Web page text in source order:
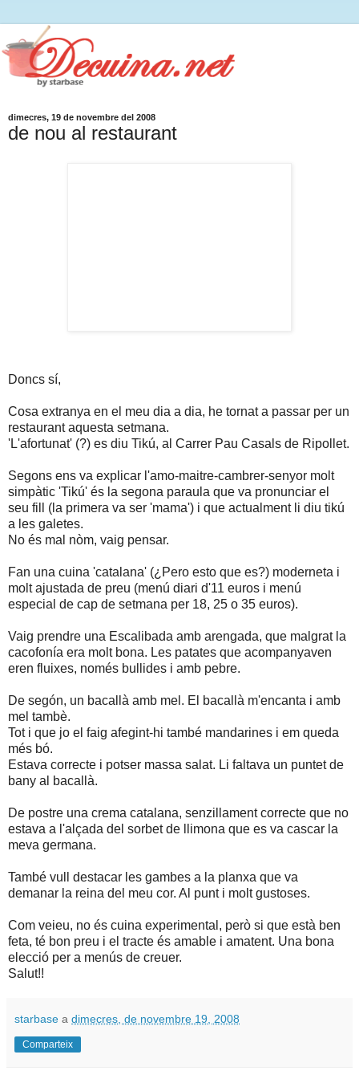
dimecres, 19 de novembre del 2008
de nou al restaurant
Doncs sí,
Cosa extranya en el meu dia a dia, he tornat a passar per un
restaurant aquesta setmana.
'L'afortunat' (?) es diu Tikú, al Carrer Pau Casals de Ripollet.
Segons ens va explicar l'amo-maitre-cambrer-senyor molt
simpàtic 'Tikú' és la segona paraula que va pronunciar el
seu fill (la primera va ser 'mama') i que actualment li diu tikú
a les galetes.
No és mal nòm, vaig pensar.
Fan una cuina 'catalana' (¿Pero esto que es?) moderneta i
molt ajustada de preu (menú diari d'11 euros i menú
especial de cap de setmana per 18, 25 o 35 euros).
Vaig prendre una Escalibada amb arengada, que malgrat la
cacofonía era molt bona. Les patates que acompanyaven
eren fluixes, només bullides i amb pebre.
De segón, un bacallà amb mel. El bacallà m'encanta i amb
mel tambè.
Tot i que jo el faig afegint-hi també mandarines i em queda
més bó.
Estava correcte i potser massa salat. Li faltava un puntet de
bany al bacallà.
De postre una crema catalana, senzillament correcte que no
estava a l'alçada del sorbet de llimona que es va cascar la
meva germana.
També vull destacar les gambes a la planxa que va
demanar la reina del meu cor. Al punt i molt gustoses.
Com veieu, no és cuina experimental, però si que està ben
feta, té bon preu i el tracte és amable i amatent. Una bona
elecció per a menús de creuer.
Salut!!
starbase a dimecres, de novembre 19, 2008
Comparteix